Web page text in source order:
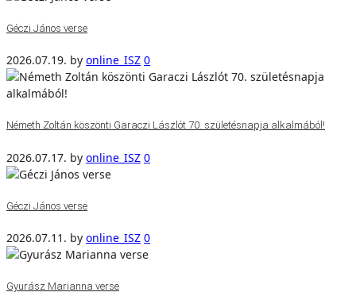
Géczi János verse
2026.07.19. by online_ISZ 0
Németh Zoltán köszönti Garaczi Lászlót 70. születésnapja alkalmából!
2026.07.17. by online_ISZ 0
Géczi János verse
2026.07.11. by online_ISZ 0
Gyurász Marianna verse